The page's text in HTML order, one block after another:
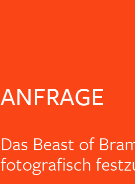
ANFRAGE
Das Beast of
fotografisch